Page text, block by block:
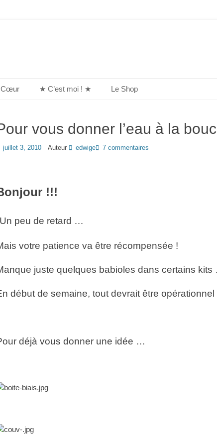
Cœur ★ C’est moi ! ★ Le Shop
vous donner l’eau à la
juillet 3, 2010 Auteur edwige 7 commentaires
!!!
Un peu de retard …
votre patience va être récompensée !
juste quelques babioles dans certains
début de semaine, tout devrait être opérationnel
déjà vous donner une idée …